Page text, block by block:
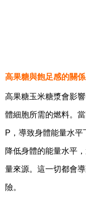
高果糖與飽足感的關係
高果糖玉米糖漿會影
體細胞所需的燃料。
P，導致身體能量水
降低身體的能量水平
量來源。這一切都會
險。